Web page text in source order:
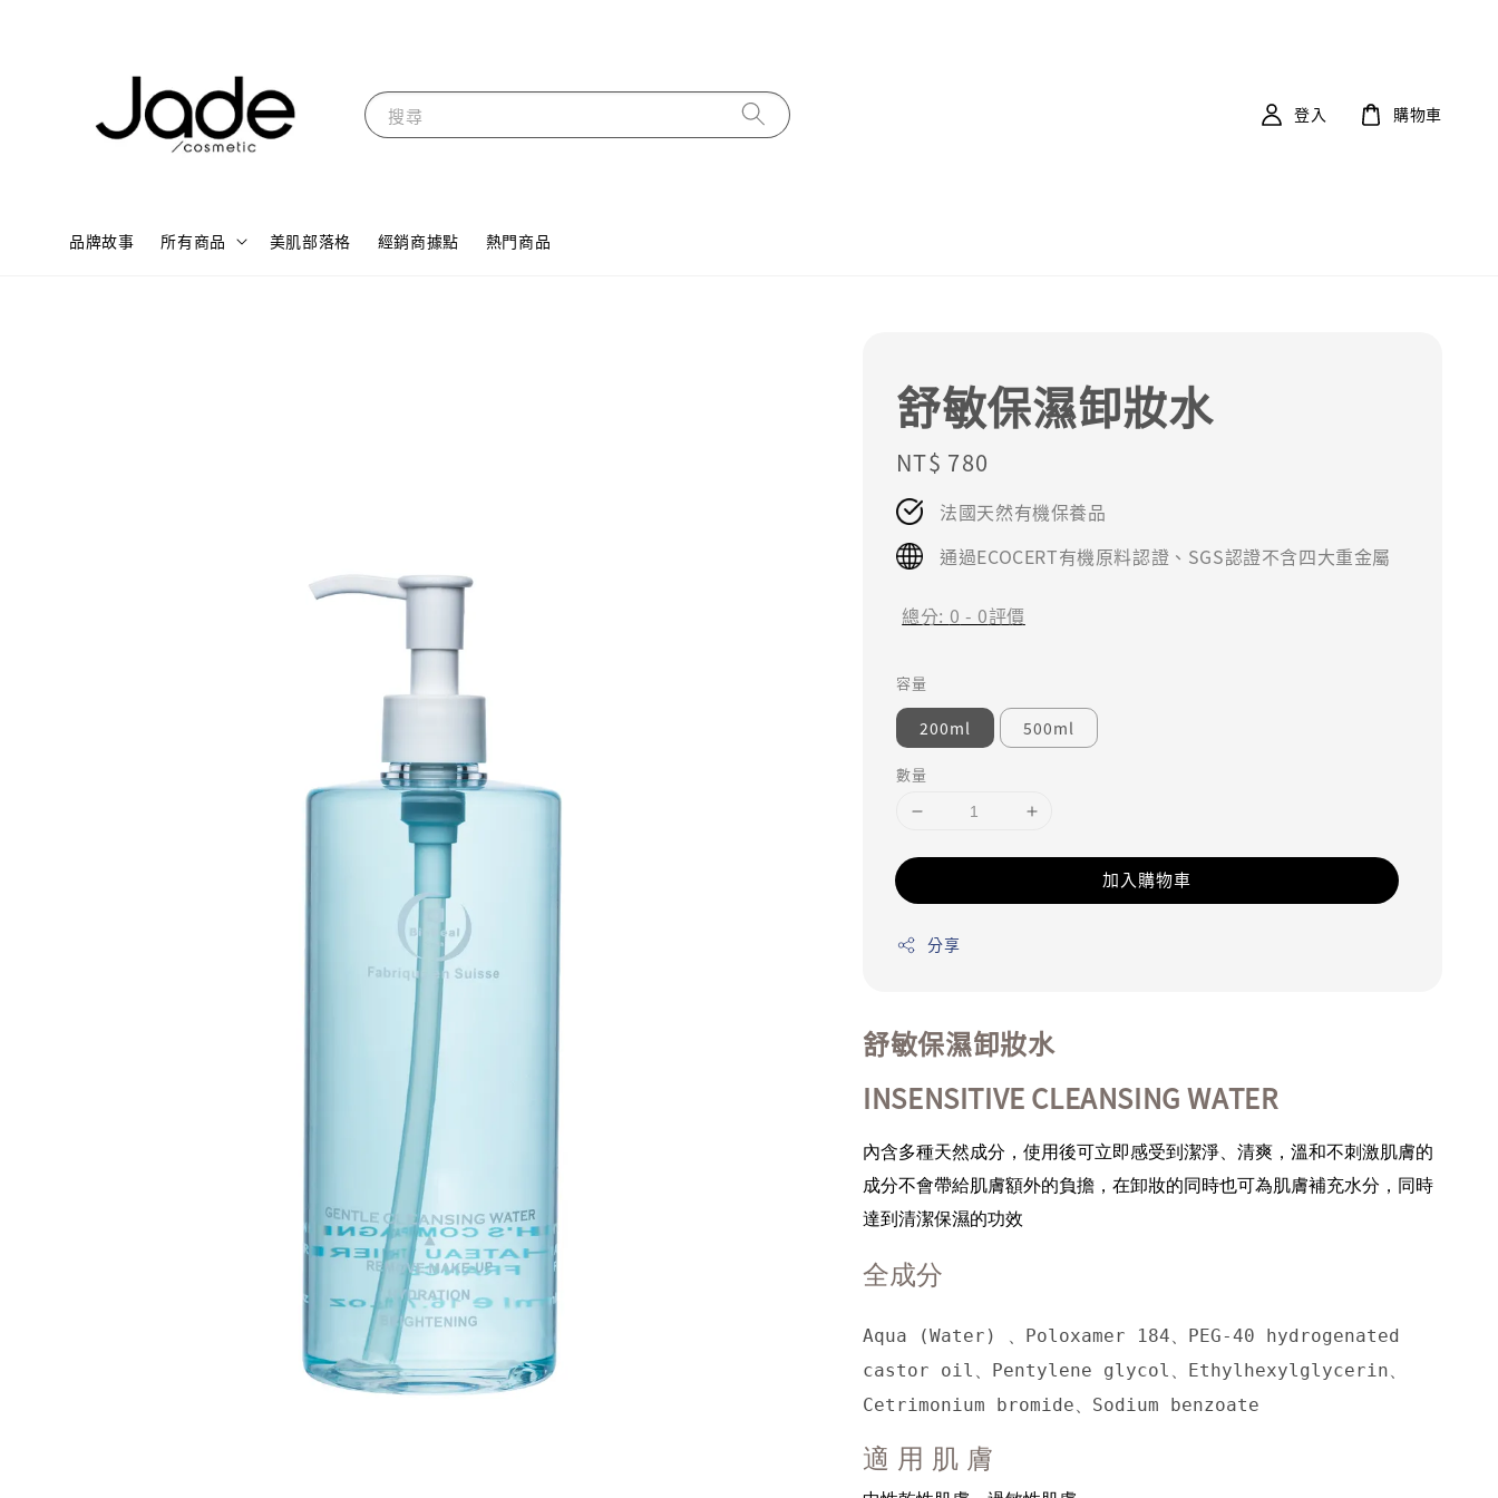
搜尋
品牌故事 所有商品 美肌部落格 經銷商據點 熱門商品
登入 購物車
舒敏保濕卸妝水
Regular
price
NT$ 780
法國天然有機保養品
通過ECOCERT有機原料認證、SGS認證不含四大重金屬
總分: 0 - 0評價
容量
200ml 500ml
數量
加入購物車
分享
舒敏保濕卸妝水
INSENSITIVE CLEANSING WATER
內含多種天然成分，使用後可立即感受到潔淨、清爽，溫和不刺激肌膚的
成分不會帶給肌膚額外的負擔，在卸妝的同時也可為肌膚補充水分，同時
達到清潔保濕的功效
全成分
Aqua (Water) 、Poloxamer 184、PEG-40 hydrogenated
castor oil、Pentylene glycol、Ethylhexylglycerin、
Cetrimonium bromide、Sodium benzoate
適 用 肌 膚